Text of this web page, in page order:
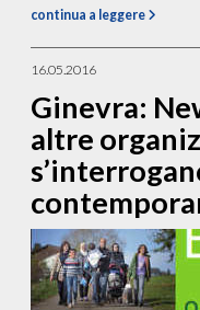
continua a leggere
16.05.2016
Ginevra:
altre